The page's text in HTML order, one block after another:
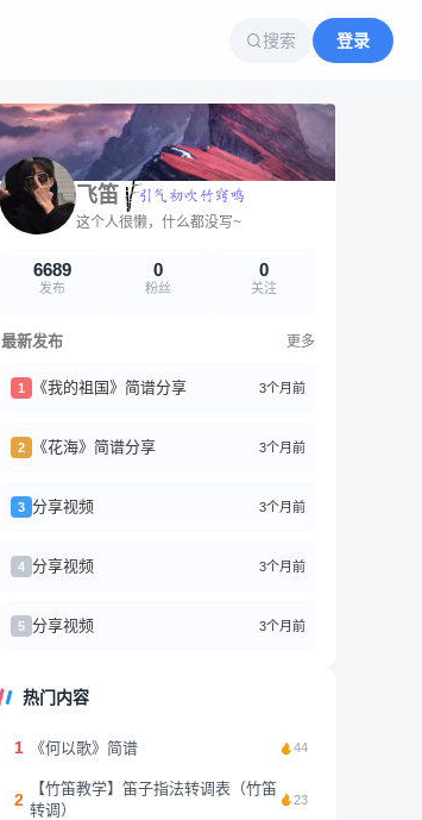
搜索 登录
飞笛
这个人很懒，什么都没写~
6689
发布
0
粉丝
0
关注
最新发布 更多
1 《我的祖国》简谱分享 3个月前
2 《花海》简谱分享 3个月前
3 分享视频 3个月前
4 分享视频 3个月前
5 分享视频 3个月前
热门内容
1 《何以歌》简谱 44
2
【竹笛教学】笛子指法转调表（竹笛
转调）
23